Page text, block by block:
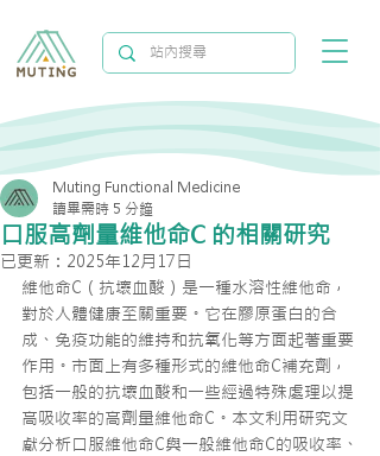
口服高劑量維他命C 的相關研究
Muting Functional Medicine
讀畢需時 5 分鐘
已更新： 2025年12月17日
維他命C（抗壞血酸）是一種水溶性維他命，
對於人體健康至關重要。它在膠原蛋白的合
成、免疫功能的維持和抗氧化等方面起著重要
作用。市面上有多種形式的維他命C補充劑，
包括一般的抗壞血酸和一些經過特殊處理以提
高吸收率的高劑量維他命C。本文利用研究文
獻分析口服維他命C與一般維他命C的吸收率、